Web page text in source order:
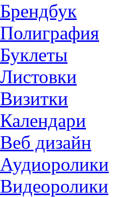
Брендбук
Полиграфия
Буклеты
Листовки
Визитки
Календари
Веб дизайн
Аудиоролики
Видеоролики